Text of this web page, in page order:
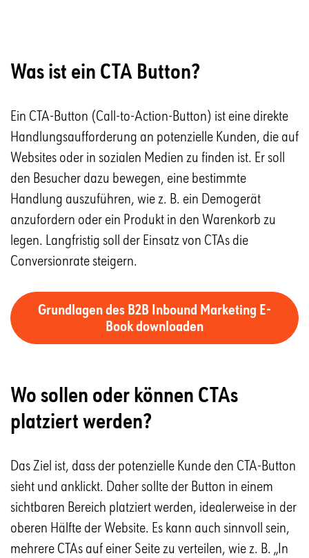
Was ist ein CTA Button?
Ein CTA-Button (Call-to-Action-Button) ist eine direkte
Handlungsaufforderung an potenzielle Kunden, die auf
Websites oder in sozialen Medien zu finden ist. Er soll
den Besucher dazu bewegen, eine bestimmte
Handlung auszuführen, wie z. B. ein Demogerät
anzufordern oder ein Produkt in den Warenkorb zu
legen. Langfristig soll der Einsatz von CTAs die
Conversionrate steigern.
Grundlagen des B2B Inbound Marketing E-
Book downloaden
Wo sollen oder können CTAs
platziert werden?
Das Ziel ist, dass der potenzielle Kunde den CTA-Button
sieht und anklickt. Daher sollte der Button in einem
sichtbaren Bereich platziert werden, idealerweise in der
oberen Hälfte der Website. Es kann auch sinnvoll sein,
mehrere CTAs auf einer Seite zu verteilen, wie z. B. „In